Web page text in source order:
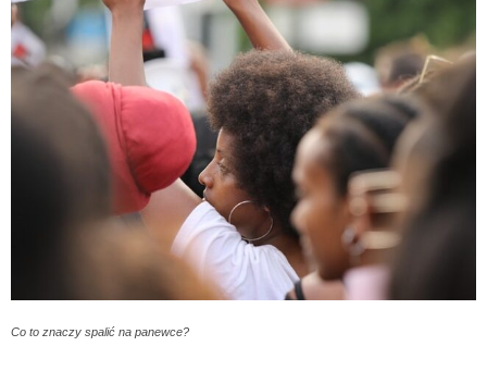
Co to znaczy spalić na panewce?